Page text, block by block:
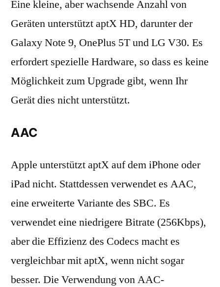
Eine kleine, aber wachsende Anzahl von
Geräten unterstützt aptX HD, darunter der
Galaxy Note 9, OnePlus 5T und LG V30. Es
erfordert spezielle Hardware, so dass es keine
Möglichkeit zum Upgrade gibt, wenn Ihr
Gerät dies nicht unterstützt.
AAC
Apple unterstützt aptX auf dem iPhone oder
iPad nicht. Stattdessen verwendet es AAC,
eine erweiterte Variante des SBC. Es
verwendet eine niedrigere Bitrate (256Kbps),
aber die Effizienz des Codecs macht es
vergleichbar mit aptX, wenn nicht sogar
besser. Die Verwendung von AAC-